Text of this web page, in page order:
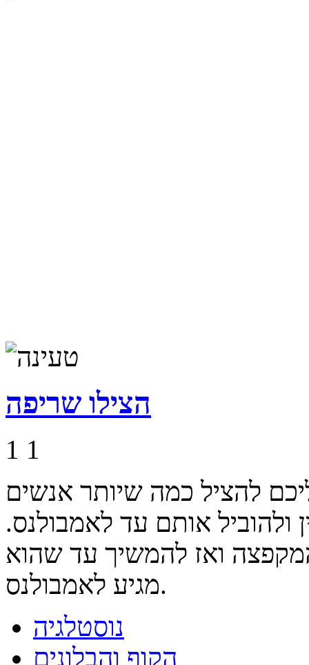
הצילו שריפה
1 1
להציל כמה שיותר אנשים
אותם עד לאמבולנס.
ואז להמשיך עד שהוא
מגיע לאמבולנס.
נוסטלגיה
הקוף והבלונים